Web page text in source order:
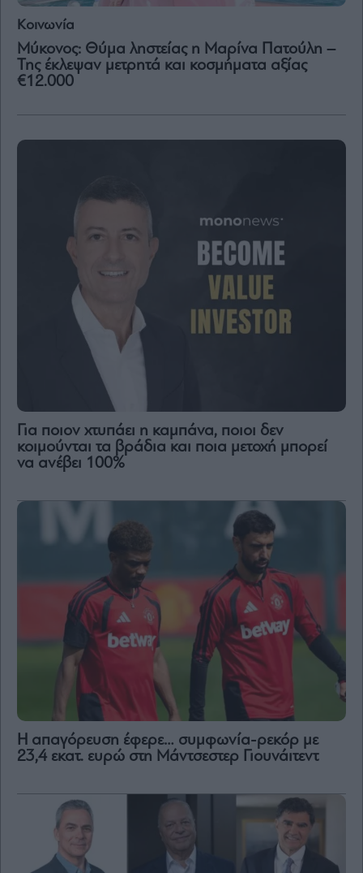
Κοινωνία
Μύκονος: Θύμα ληστείας η Μαρίνα Πατούλη –
Της έκλεψαν μετρητά και κοσμήματα αξίας
€12.000
Για ποιον χτυπάει η καμπάνα, ποιοι δεν
κοιμούνται τα βράδια και ποια μετοχή μπορεί
να ανέβει 100%
Η απαγόρευση έφερε… συμφωνία-ρεκόρ με
23,4 εκατ. ευρώ στη Μάντσεστερ Γιουνάιτεντ